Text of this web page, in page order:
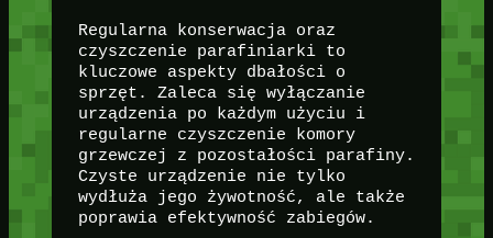
Regularna konserwacja oraz
czyszczenie parafiniarki to
kluczowe aspekty dbałości o
sprzęt. Zaleca się wyłączanie
urządzenia po każdym użyciu i
regularne czyszczenie komory
grzewczej z pozostałości parafiny.
Czyste urządzenie nie tylko
wydłuża jego żywotność, ale także
poprawia efektywność zabiegów.